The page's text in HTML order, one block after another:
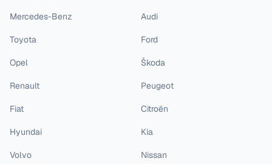
Mercedes-Benz Audi
Toyota Ford
Opel Škoda
Renault Peugeot
Fiat Citroën
Hyundai Kia
Volvo Nissan